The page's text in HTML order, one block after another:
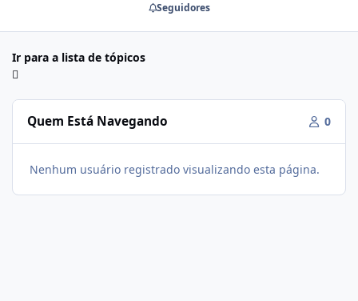
Seguidores
Ir para a lista de tópicos
Quem Está Navegando 0
Nenhum usuário registrado visualizando esta página.